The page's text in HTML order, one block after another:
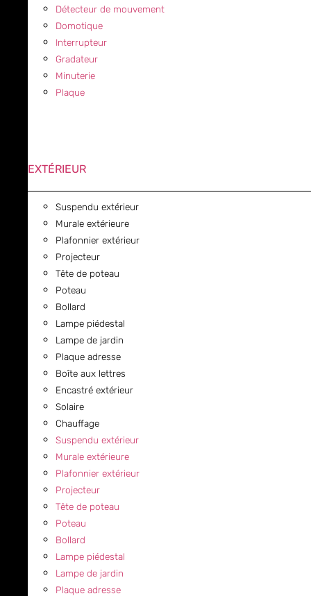
Détecteur de mouvement
Domotique
Interrupteur
Gradateur
Minuterie
Plaque
EXTÉRIEUR
Suspendu extérieur
Murale extérieure
Plafonnier extérieur
Projecteur
Tête de poteau
Poteau
Bollard
Lampe piédestal
Lampe de jardin
Plaque adresse
Boîte aux lettres
Encastré extérieur
Solaire
Chauffage
Suspendu extérieur
Murale extérieure
Plafonnier extérieur
Projecteur
Tête de poteau
Poteau
Bollard
Lampe piédestal
Lampe de jardin
Plaque adresse